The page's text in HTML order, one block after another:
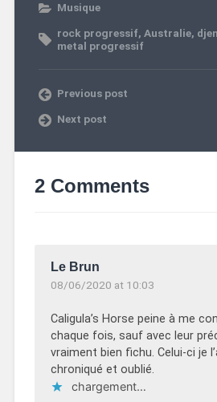
Musique
rock progressif, Australie,
metal progressif
Previous post
Next post
2 Comments
Le Brun
08/06/2020 at 10:03
Caligula’s Horse peine à me
chaque fois, sauf avec leur
vraiment bien fichu. Celui-ci je
chroniqué et oublié.
chargement…